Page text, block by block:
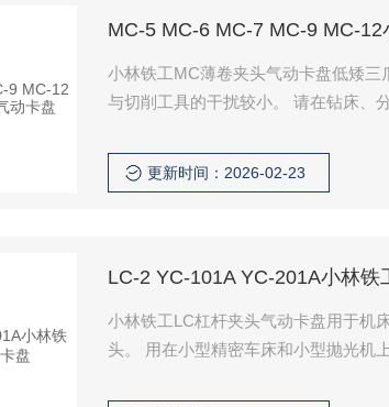
MC-5 MC-6 MC-7 MC-9 MC-
小林铁工MC薄卷夹头气动卡盘低矮三
与切削工具的干扰较小。 请在钻床、
更新时间：2026-02-23
LC-2 YC-101A YC-201A小林铁
小林铁工LC杠杆夹头气动卡盘用于机床 LC-2，YC-
头。 用在小型精密车床和小型抛光机